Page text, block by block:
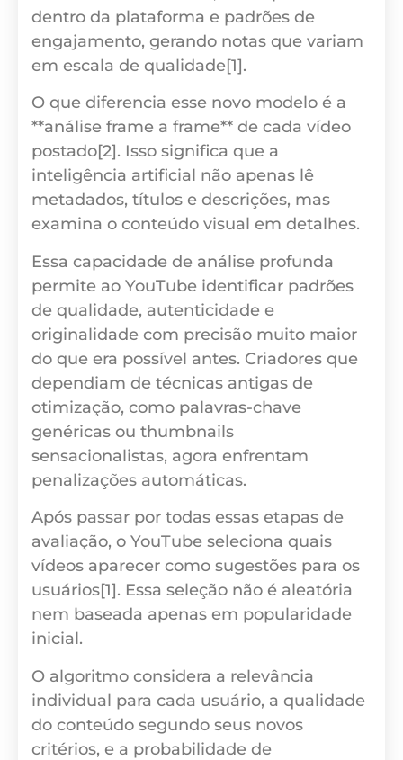
dentro da plataforma e padrões de
engajamento, gerando notas que variam
em escala de qualidade[1].
O que diferencia esse novo modelo é a
**análise frame a frame** de cada vídeo
postado[2]. Isso significa que a
inteligência artificial não apenas lê
metadados, títulos e descrições, mas
examina o conteúdo visual em detalhes.
Essa capacidade de análise profunda
permite ao YouTube identificar padrões
de qualidade, autenticidade e
originalidade com precisão muito maior
do que era possível antes. Criadores que
dependiam de técnicas antigas de
otimização, como palavras-chave
genéricas ou thumbnails
sensacionalistas, agora enfrentam
penalizações automáticas.
Após passar por todas essas etapas de
avaliação, o YouTube seleciona quais
vídeos aparecer como sugestões para os
usuários[1]. Essa seleção não é aleatória
nem baseada apenas em popularidade
inicial.
O algoritmo considera a relevância
individual para cada usuário, a qualidade
do conteúdo segundo seus novos
critérios, e a probabilidade de